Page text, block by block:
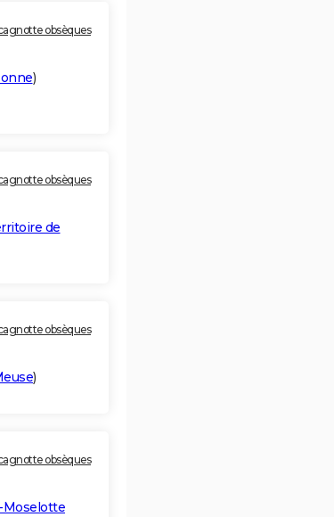
obsèques
)
obsèques
de
obsèques
)
obsèques
Moselotte